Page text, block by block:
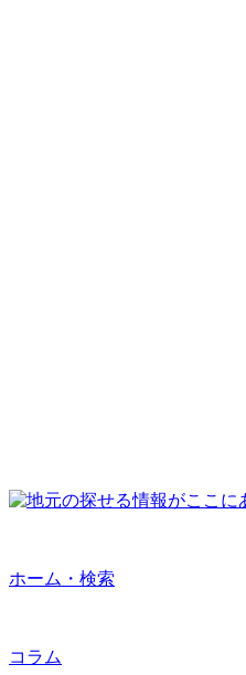
ホーム・検索
コラム